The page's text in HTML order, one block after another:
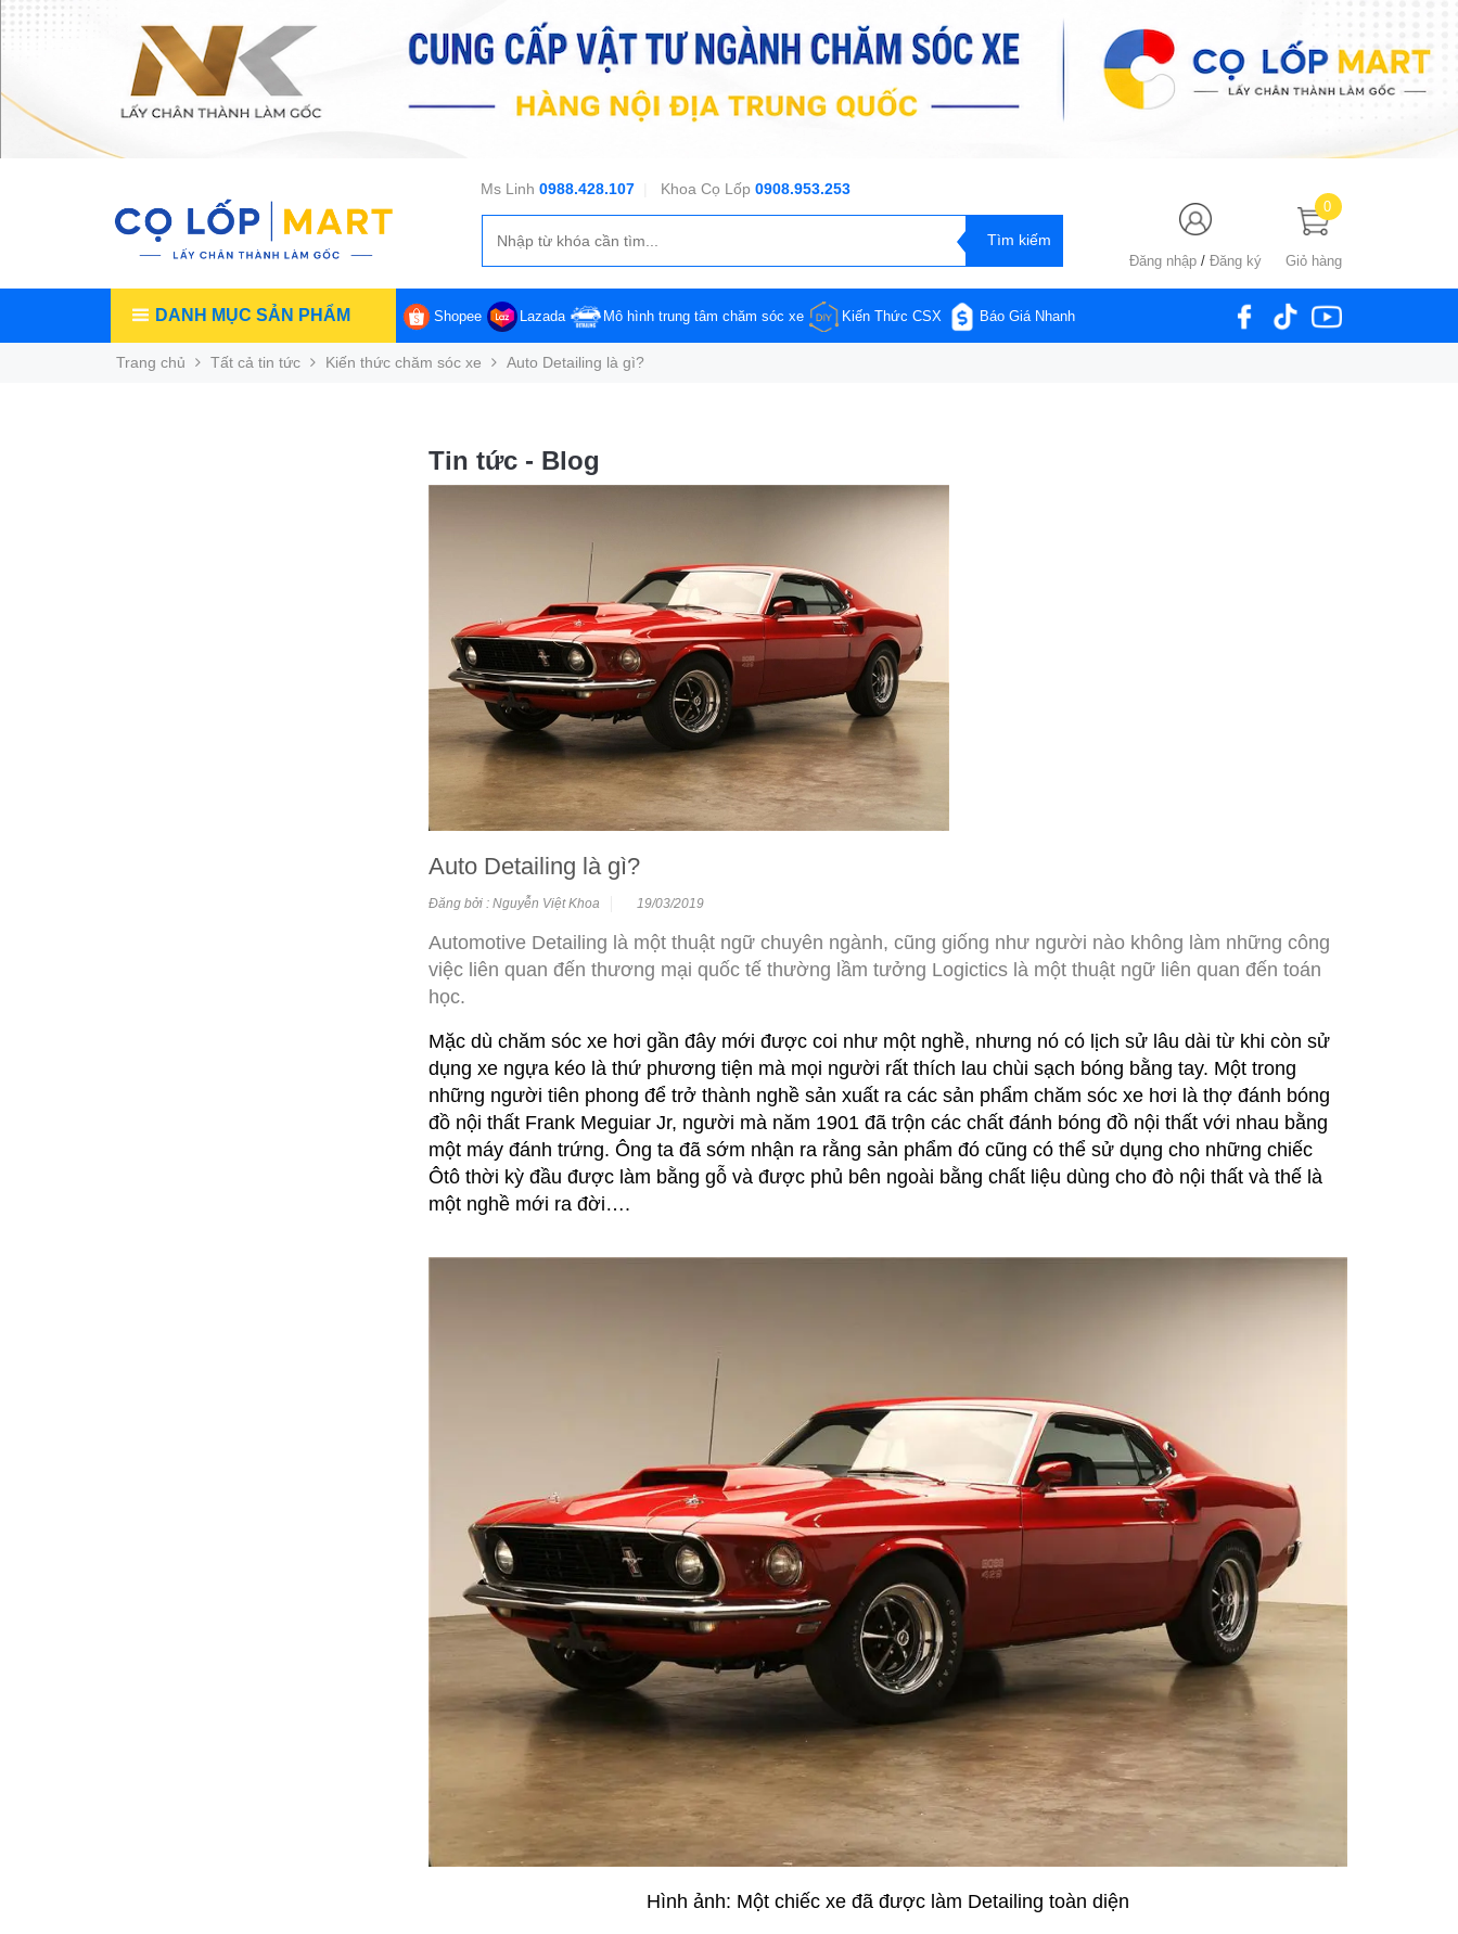
Ms Linh 0988.428.107| Khoa Cọ Lốp 0908.953.253
Đăng nhập / Đăng ký Giỏ hàng
0
DANH MỤC SẢN PHẨM Shopee Lazada Mô hình trung tâm chăm sóc xe Kiến Thức CSX Báo Giá Nhanh
Trang chủ Tất cả tin tức Kiến thức chăm sóc xe Auto Detailing là gì?
Tin tức - Blog
Auto Detailing là gì?
Đăng bởi : Nguyễn Việt Khoa 19/03/2019
Automotive Detailing là một thuật ngữ chuyên ngành, cũng giống như người nào không làm những công
việc liên quan đến thương mại quốc tế thường lầm tưởng Logictics là một thuật ngữ liên quan đến toán
học.
Mặc dù chăm sóc xe hơi gần đây mới được coi như một nghề, nhưng nó có lịch sử lâu dài từ khi còn sử
dụng xe ngựa kéo là thứ phương tiện mà mọi người rất thích lau chùi sạch bóng bằng tay. Một trong
những người tiên phong để trở thành nghề sản xuất ra các sản phẩm chăm sóc xe hơi là thợ đánh bóng
đồ nội thất Frank Meguiar Jr, người mà năm 1901 đã trộn các chất đánh bóng đồ nội thất với nhau bằng
một máy đánh trứng. Ông ta đã sớm nhận ra rằng sản phẩm đó cũng có thể sử dụng cho những chiếc
Ôtô thời kỳ đầu được làm bằng gỗ và được phủ bên ngoài bằng chất liệu dùng cho đò nội thất và thế là
một nghề mới ra đời….
Hình ảnh: Một chiếc xe đã được làm Detailing toàn diện